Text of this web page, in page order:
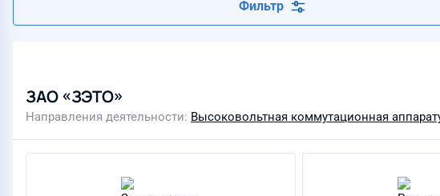
Фильтр
ЗАО «ЗЭТО»
Направления деятельности Высоковольтная коммутационная